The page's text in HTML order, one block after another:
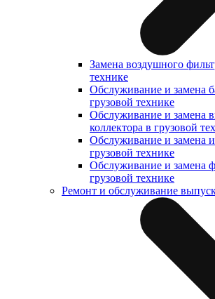
Замена воздушного
технике
Обслуживание и замена
грузовой технике
Обслуживание и замена
коллектора в грузовой
Обслуживание и замена
грузовой технике
Обслуживание и замена
грузовой технике
Ремонт и обслуживание